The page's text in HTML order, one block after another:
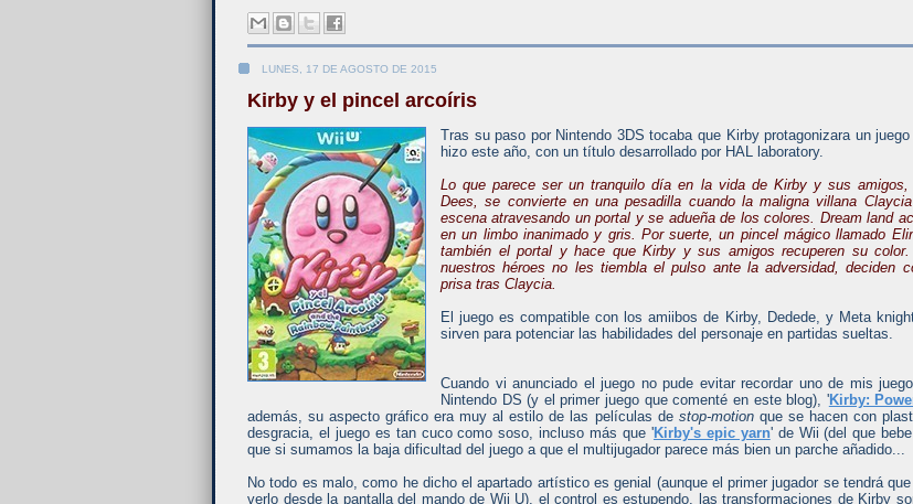
LUNES, 17 DE AGOSTO DE 2015
Kirby y el pincel arcoíris
Tras su paso por Nintendo 3DS tocaba que Kirby protagonizara un
hizo este año, con un título desarrollado por HAL laboratory.
Lo que parece ser un tranquilo día en la vida de Kirby y sus amigos,
Dees, se convierte en una pesadilla cuando la maligna villana
escena atravesando un portal y se adueña de los colores. Dream land
en un limbo inanimado y gris. Por suerte, un pincel mágico llamado
también el portal y hace que Kirby y sus amigos recuperen su
nuestros héroes no les tiembla el pulso ante la adversidad, deciden
prisa tras Claycia.
El juego es compatible con los amiibos de Kirby, Dedede, y Meta
sirven para potenciar las habilidades del personaje en partidas sueltas.
Cuando vi anunciado el juego no pude evitar recordar uno de mis
Nintendo DS (y el primer juego que comenté en este blog), 'Kirby:
además, su aspecto gráfico era muy al estilo de las películas de stop-motionque se hacen con
desgracia, el juego es tan cuco como soso, incluso más que 'Kirby's epic yarn' de Wii (del que
que si sumamos la baja dificultad del juego a que el multijugador parece más bien un parche añadido...
No todo es malo, como he dicho el apartado artístico es genial (aunque el primer jugador se tendrá
verlo desde la pantalla del mando de Wii U), el control es estupendo, las transformaciones de Kirby